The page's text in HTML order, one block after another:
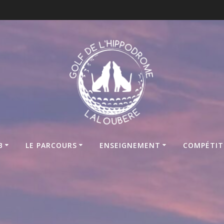
LE PARCOURS ENSEIGNEMENT